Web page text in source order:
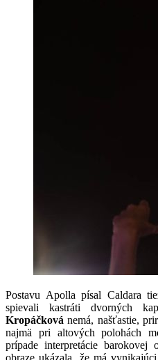
Postavu Apolla písal Caldara
spievali kastráti dvorných
Kropáčková nemá, našťastie,
najmä pri altových polohách
prípade interpretácie
obraze ukázala, že má